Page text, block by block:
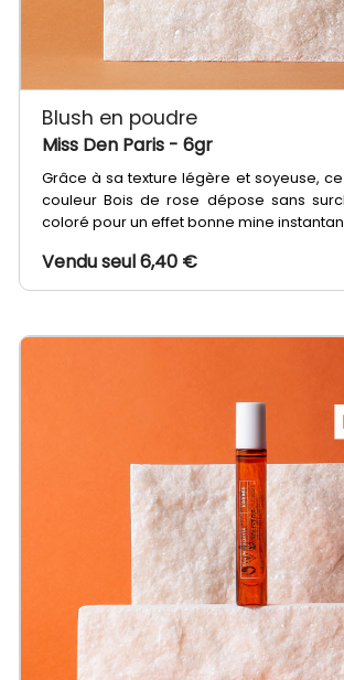
Blush en poudre
Miss Den Paris - 6gr
Grâce à sa texture légère et soyeuse,
couleur Bois de rose dépose sans
coloré pour un effet bonne mine
Vendu seul 6,40 €